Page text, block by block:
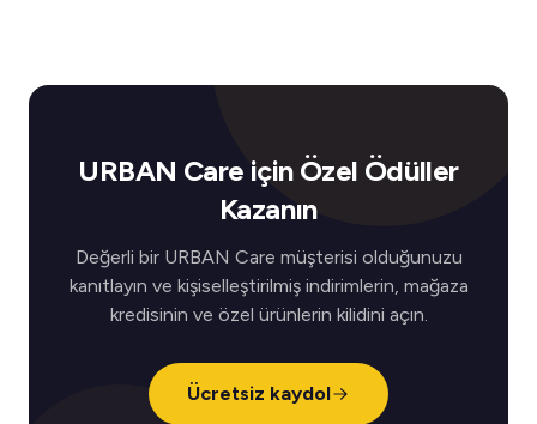
URBAN Care için Özel Ödüller
Kazanın
Değerli bir URBAN Care müşterisi olduğunuzu
kanıtlayın ve kişiselleştirilmiş indirimlerin, mağaza
kredisinin ve özel ürünlerin kilidini açın.
Ücretsiz kaydol